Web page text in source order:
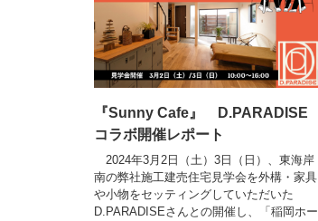
『Sunny Cafe』 D.PARADISE
コラボ開催レポート
2024年3月2日（土）3日（日）、東海岸
南の弊社施工建売住宅見学会を外構・家具
や小物をセッティングしていただいた
D.PARADISEさんとの開催し、「稲岡ホー